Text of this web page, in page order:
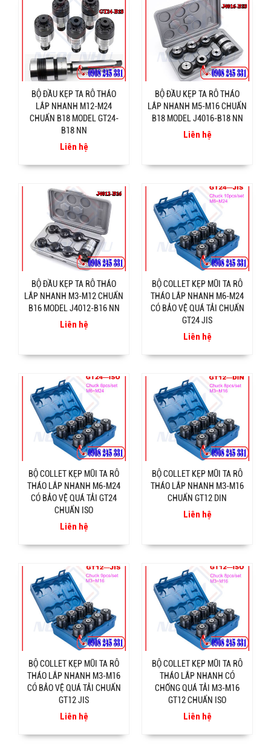
BỘ ĐẦU KẸP TA RÔ THÁO
LẮP NHANH M12-M24
CHUẨN B18 MODEL GT24-
B18 NN
Liên hệ
BỘ ĐẦU KẸP TA RÔ THÁO
LẮP NHANH M5-M16 CHUẨN
B18 MODEL J4016-B18 NN
Liên hệ
BỘ ĐẦU KẸP TA RÔ THÁO
LẮP NHANH M3-M12 CHUẨN
B16 MODEL J4012-B16 NN
Liên hệ
BỘ COLLET KẸP MŨI TA RÔ
THÁO LẮP NHANH M6-M24
CÓ BẢO VỆ QUÁ TẢI CHUẨN
GT24 JIS
Liên hệ
BỘ COLLET KẸP MŨI TA RÔ
THÁO LẮP NHANH M6-M24
CÓ BẢO VỆ QUÁ TẢI GT24
CHUẨN ISO
Liên hệ
BỘ COLLET KẸP MŨI TA RÔ
THÁO LẮP NHANH M3-M16
CHUẨN GT12 DIN
Liên hệ
BỘ COLLET KẸP MŨI TA RÔ
THÁO LẮP NHANH M3-M16
CÓ BẢO VỆ QUÁ TẢI CHUẨN
GT12 JIS
Liên hệ
BỘ COLLET KẸP MŨI TA RÔ
THÁO LẮP NHANH CÓ
CHỐNG QUÁ TẢI M3-M16
GT12 CHUẨN ISO
Liên hệ